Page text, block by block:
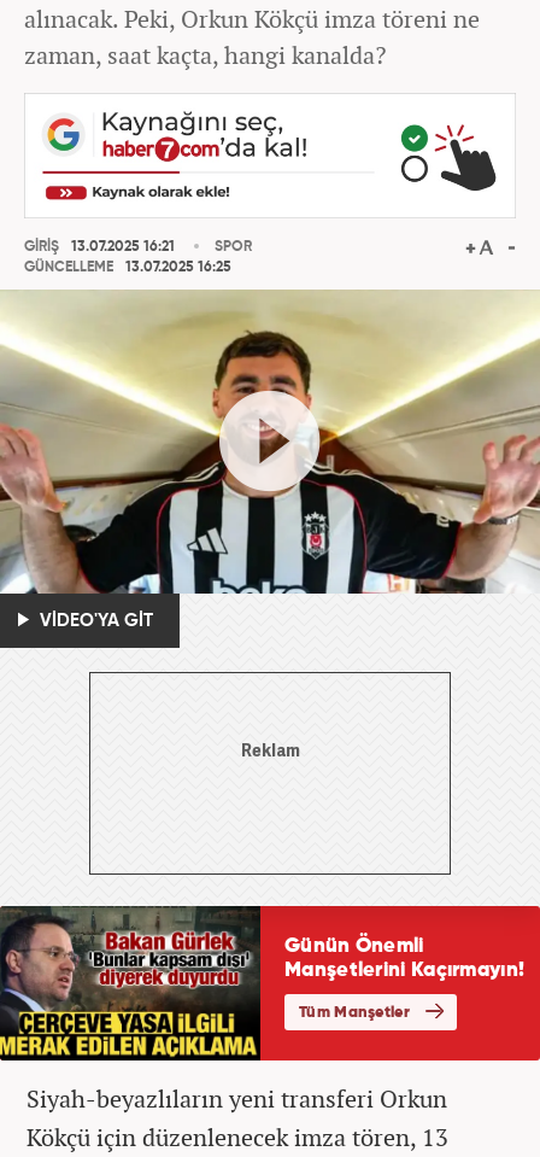
alınacak. Peki, Orkun Kökçü imza töreni ne
zaman, saat kaçta, hangi kanalda?
GİRİŞ
13.07.2025 16:21
GÜNCELLEME
13.07.2025 16:25
SPOR
VİDEO'YA GİT
Siyah-beyazlıların yeni transferi Orkun
Kökçü için düzenlenecek imza tören, 13